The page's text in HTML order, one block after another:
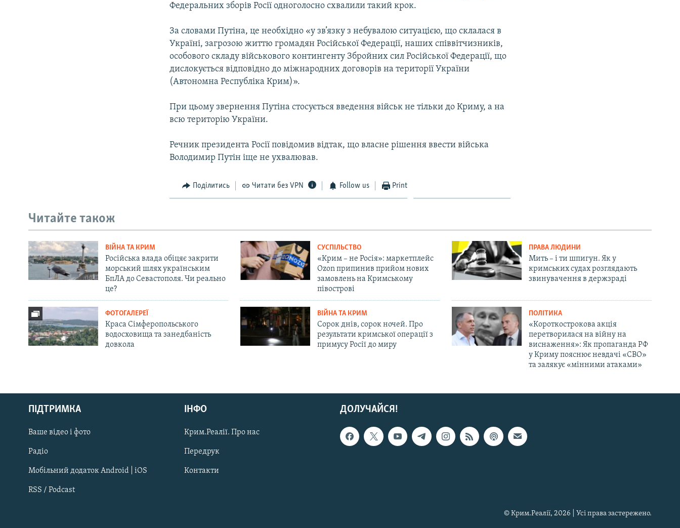
Русский
Qırımtatar
ДОЛУЧАЙСЯ!
Федеральних зборів Росії одноголосно схвалили такий крок.
За словами Путіна, це необхідно «у зв’язку з небувалою ситуацією, що склалася в
Україні, загрозою життю громадян Російської Федерації, наших співвітчизників,
особового складу військового контингенту Збройних сил Російської Федерації, що
дислокується відповідно до міжнародних договорів на території України
(Автономна Республіка Крим)».
При цьому звернення Путіна стосується введення військ не тільки до Криму, а на
всю територію України.
Речник президента Росії повідомив відтак, що власне рішення ввести війська
Володимир Путін іще не ухвалював.
Поділитись Читати без VPN Follow us Print
Читайте також
ВІЙНА ТА КРИМ
Російська влада обіцяє закрити
морський шлях українським
БпЛА до Севастополя. Чи реально
це?
СУСПІЛЬСТВО
«Крим – не Росія»: маркетплейс
Ozon припинив прийом нових
замовлень на Кримському
півострові
ПРАВА ЛЮДИНИ
Мить – і ти шпигун. Як у
кримських судах розглядають
звинувачення в держзраді
ФОТОГАЛЕРЕЇ
Краса Сімферопольського
водосховища та занедбаність
довкола
ВІЙНА ТА КРИМ
Сорок днів, сорок ночей. Про
результати кримської операції з
примусу Росії до миру
ПОЛІТИКА
«Короткострокова акція
перетворилася на війну на
виснаження»: Як пропаганда РФ
у Криму пояснює невдачі «СВО»
та залякує «мінними атаками»
ДОЛУЧАЙСЯ!
ПІДТРИМКА
Ваше відео і фото
Радіо
Мобільний додаток Android | iOS
RSS / Podcast
ІНФО
Крим.Реалії. Про нас
Передрук
Контакти
© Крим.Реалії, 2026 | Усі права застережено.